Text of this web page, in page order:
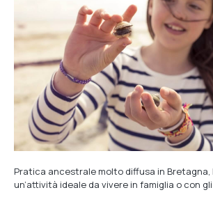
Pratica ancestrale molto diffusa in Bretagna,
un’attività ideale da vivere in famiglia o con